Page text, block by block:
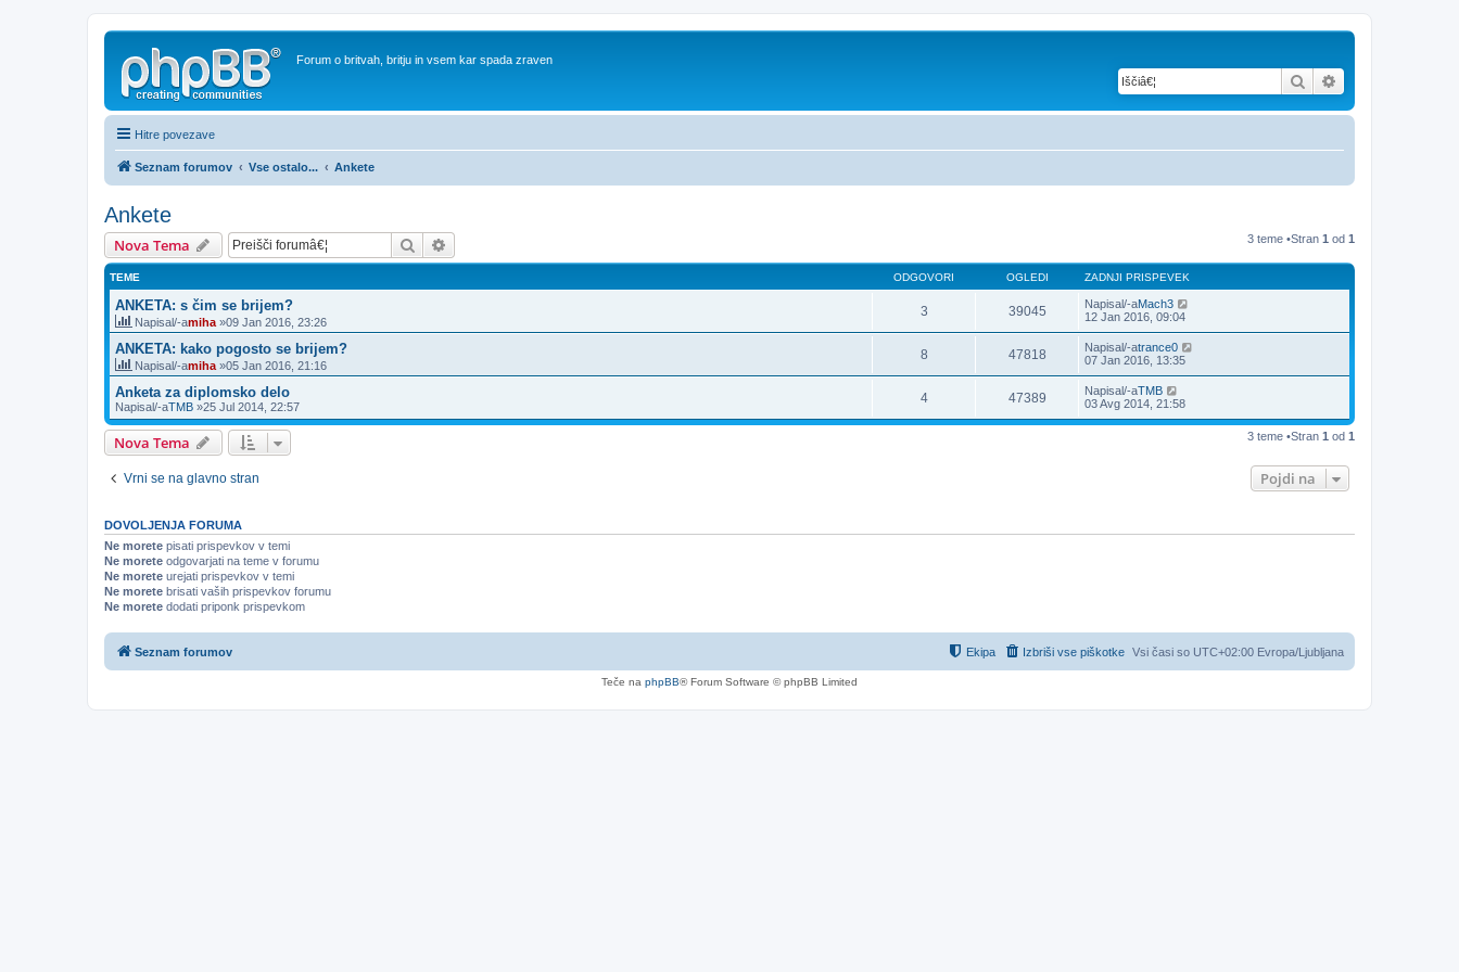
Forum o britvah, britju in vsem kar spada zraven
Iskanje
Hitre povezave
Seznam forumov Vse ostalo... Ankete
Ankete
Nova Tema Iskanje 3 teme •Stran 1 od 1
TEME ODGOVORI OGLEDI ZADNJI PRISPEVEK
ANKETA: s čim se brijem?
Napisal/-amiha »09 Jan 2016, 23:26
3 39045 Napisal/-aMach3
12 Jan 2016, 09:04
ANKETA: kako pogosto se brijem?
Napisal/-amiha »05 Jan 2016, 21:16
8 47818 Napisal/-atrance0
07 Jan 2016, 13:35
Anketa za diplomsko delo
Napisal/-aTMB »25 Jul 2014, 22:57
4 47389 Napisal/-aTMB
03 Avg 2014, 21:58
Nova Tema 3 teme •Stran 1 od 1
Vrni se na glavno stran Pojdi na
DOVOLJENJA FORUMA
Ne morete pisati prispevkov v temi
Ne morete odgovarjati na teme v forumu
Ne morete urejati prispevkov v temi
Ne morete brisati vaših prispevkov forumu
Ne morete dodati priponk prispevkom
Seznam forumov Vsi časi so UTC+02:00 Evropa/Ljubljana
Izbriši vse piškotke
Ekipa
Teče na phpBB® Forum Software © phpBB Limited